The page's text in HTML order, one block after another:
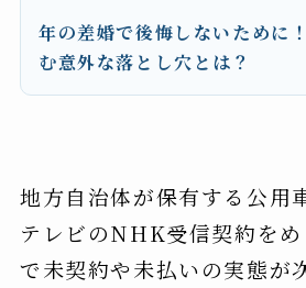
年の差婚で後悔しないために
む意外な落とし穴とは？
地方自治体が保有する公用
テレビのNHK受信契約を
で未契約や未払いの実態が